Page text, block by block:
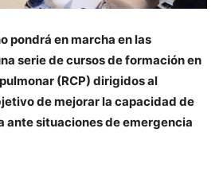
pondrá en marcha en las
serie de cursos de formación en
(RCP) dirigidos al
de mejorar la capacidad de
ante situaciones de emergencia